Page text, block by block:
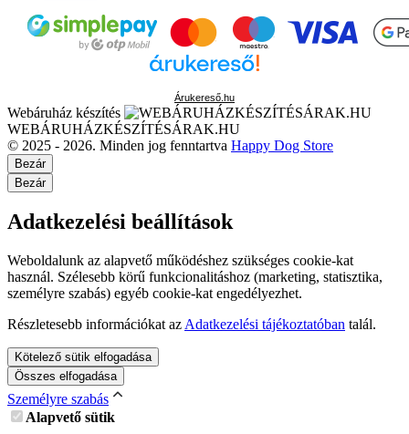
Árukereső.hu
Webáruház készítés
WEBÁRUHÁZKÉSZÍTÉSÁRAK.HU
© 2025 - 2026. Minden jog fenntartva Happy Dog Store
Bezár
Bezár
Adatkezelési beállítások
Weboldalunk az alapvető működéshez szükséges cookie-kat
használ. Szélesebb körű funkcionalitáshoz (marketing, statisztika,
személyre szabás) egyéb cookie-kat engedélyezhet.
Részletesebb információkat az Adatkezelési tájékoztatóban talál.
Kötelező sütik elfogadása
Összes elfogadása
Személyre szabás
Alapvető sütik